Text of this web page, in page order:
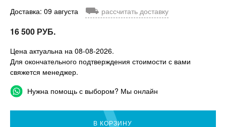
Доставка: 09 августа ⛟ рассчитать доставку
16 500 РУБ.
Цена актуальна на 08-08-2026.
Для окончательного подтверждения стоимости с вами
свяжется менеджер.
Нужна помощь с выбором? Мы онлайн
В КОРЗИНУ